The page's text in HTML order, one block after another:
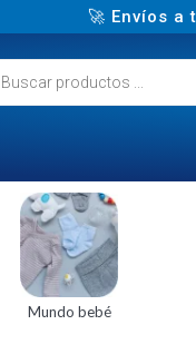
🚀 Envíos
Mundo bebé